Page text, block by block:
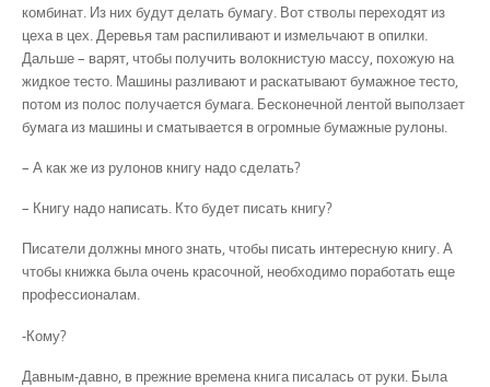
комбинат. Из них будут делать бумагу. Вот стволы переходят из
цеха в цех. Деревья там распиливают и измельчают в опилки.
Дальше – варят, чтобы получить волокнистую массу, похожую на
жидкое тесто. Машины разливают и раскатывают бумажное тесто,
потом из полос получается бумага. Бесконечной лентой выползает
бумага из машины и сматывается в огромные бумажные рулоны.
– А как же из рулонов книгу надо сделать?
– Книгу надо написать. Кто будет писать книгу?
Писатели должны много знать, чтобы писать интересную книгу. А
чтобы книжка была очень красочной, необходимо поработать еще
профессионалам.
-Кому?
Давным-давно, в прежние времена книга писалась от руки. Была